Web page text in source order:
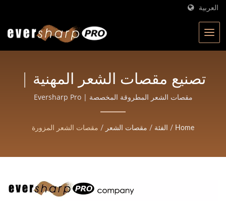
العربية
تصنيع مقصات الشعر المهنية |
مقصات مطروقة عالية الدقة
للصالونات والحلاقين |
Eversharp Pro Company
مقصات الشعر المطروقة المخصصة | Eversharp Pro
Home
/ الفئة / مقصات الشعر / مقصات الشعر المزورة